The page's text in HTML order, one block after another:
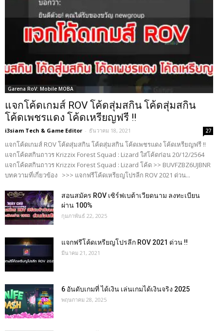
Garena RoV: Mobile MOBA
แจกโค้ดเกมส์ ROV โค้ดสุ่มสกิน โค้ดสุ่มสกิน
โค้ดเพชรแดง โค้ดเหรียญฟรี !!
i3siam Tech & Game Editor - ธันวาคม 18, 2021 27
แจกโค้ดเกมส์ ROV โค้ดสุ่มสกิน โค้ดสุ่มสกิน โค้ดเพชรแดง โค้ดเหรียญฟรี !!
แจกโค้ดสกินถาวร Krizzix Forest Squad : Lizard ใส่โค้ดก่อน 20/12/2564
แจกโค้ดสกินถาวร Krizzix Forest Squad : Lizard โค้ด >> BUVFZBZ6UJBNR
บทความที่เกี่ยวข้อง >>> แจกฟรีโค้ดเหรียญโปรลีก ROV 2021 ด่วน...
สอนสมัคร ROV เซิร์ฟเบต้าเวียดนาม ลงทะเบียน
ผ่าน 100%
กุมภาพันธ์ 22, 2025
แจกฟรีโค้ดเหรียญโปรลีก ROV 2021 ด่วน !!
มีนาคม 21, 2021
6 อันดับเกมที่ ได้เงิน เล่นเกมได้เงินจริง 2025
พฤษภาคม 28, 2025